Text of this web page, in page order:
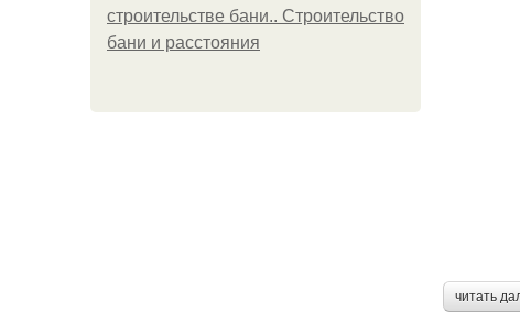
строительстве бани.. Строительство
бани и расстояния
читать